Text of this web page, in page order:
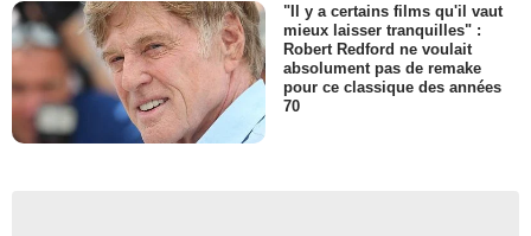
"Il y a certains films qu'il vaut
mieux laisser tranquilles" :
Robert Redford ne voulait
absolument pas de remake
pour ce classique des années
70